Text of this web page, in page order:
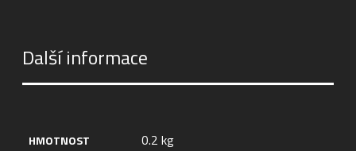
Další informace
HMOTNOST 0.2 kg